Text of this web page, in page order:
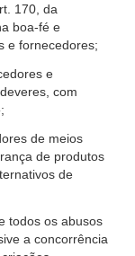
170, da
boa-fé e
e fornecedores;
e
com
de meios
de produtos
de
todos os abusos
a concorrência